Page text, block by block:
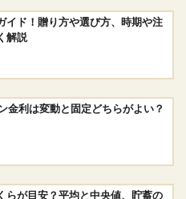
イド！贈り方や選び方、時期や注
解説
金利は変動と固定どちらがよい？
らが目安？平均と中央値、貯蓄の